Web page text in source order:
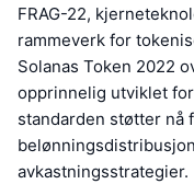
FRAG-22,
rammeverk for
Solanas Token 2022
opprinnelig utviklet
standarden støtter nå
avkastningsstrategier.